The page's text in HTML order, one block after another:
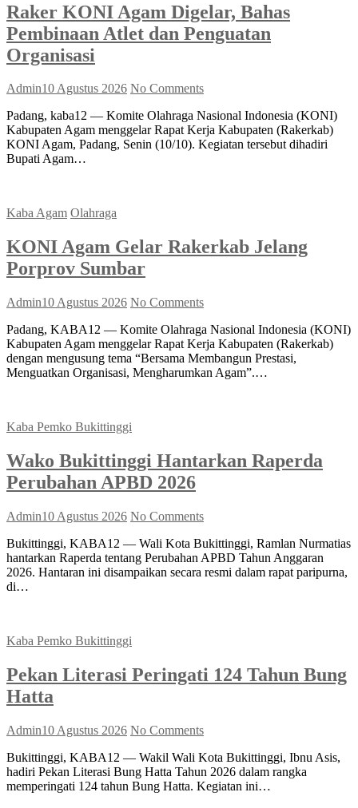
Raker KONI Agam Digelar, Bahas
Pembinaan Atlet dan Penguatan
Organisasi
Admin10 Agustus 2026 No Comments
Padang, kaba12 — Komite Olahraga Nasional Indonesia (KONI)
Kabupaten Agam menggelar Rapat Kerja Kabupaten (Rakerkab)
KONI Agam, Padang, Senin (10/10). Kegiatan tersebut dihadiri
Bupati Agam…
Kaba Agam Olahraga
KONI Agam Gelar Rakerkab Jelang
Porprov Sumbar
Admin10 Agustus 2026 No Comments
Padang, KABA12 — Komite Olahraga Nasional Indonesia (KONI)
Kabupaten Agam menggelar Rapat Kerja Kabupaten (Rakerkab)
dengan mengusung tema “Bersama Membangun Prestasi,
Menguatkan Organisasi, Mengharumkan Agam”.…
Kaba Pemko Bukittinggi
Wako Bukittinggi Hantarkan Raperda
Perubahan APBD 2026
Admin10 Agustus 2026 No Comments
Bukittinggi, KABA12 — Wali Kota Bukittinggi, Ramlan Nurmatias
hantarkan Raperda tentang Perubahan APBD Tahun Anggaran
2026. Hantaran ini disampaikan secara resmi dalam rapat paripurna,
di…
Kaba Pemko Bukittinggi
Pekan Literasi Peringati 124 Tahun Bung
Hatta
Admin10 Agustus 2026 No Comments
Bukittinggi, KABA12 — Wakil Wali Kota Bukittinggi, Ibnu Asis,
hadiri Pekan Literasi Bung Hatta Tahun 2026 dalam rangka
memperingati 124 tahun Bung Hatta. Kegiatan ini…